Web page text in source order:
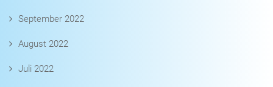
September 2022
August 2022
Juli 2022